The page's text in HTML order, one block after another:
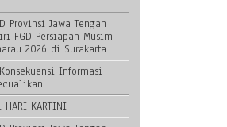
Provinsi Jawa Tengah
FGD Persiapan Musim
2026 di Surakarta
Informasi
HARI KARTINI